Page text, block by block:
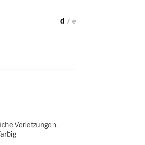
d / e
Verletzungen.